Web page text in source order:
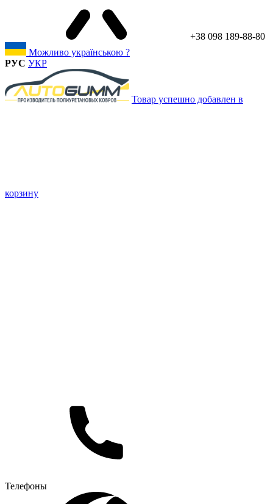
+38 098 189-88-80
Можливо українською ?
РУС УКР
Товар успешно добавлен в
корзину
Телефоны